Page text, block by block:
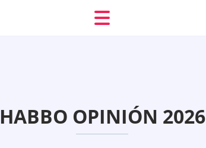
HABBO OPINIÓN 2026